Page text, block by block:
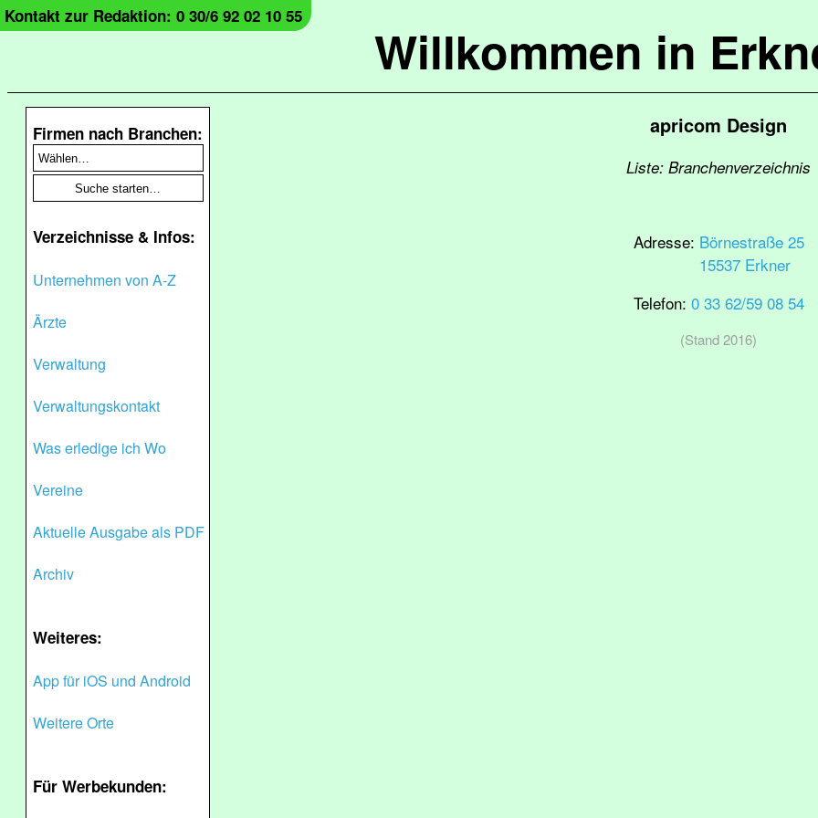
Willkommen in
Kontakt zur Redaktion: 0 30/6 92 02 10 55
Firmen nach Branchen:
Verzeichnisse & Infos:
Unternehmen von A-Z
Ärzte
Verwaltung
Verwaltungskontakt
Was erledige ich Wo
Vereine
Aktuelle Ausgabe als PDF
Archiv
Weiteres:
App für iOS und Android
Weitere Orte
Für Werbekunden:
apricom Design
Liste: Branchenverzeichnis
Adresse: Börnestraße 25
15537 Erkner
Telefon: 0 33 62/59 08 54
(Stand 2016)